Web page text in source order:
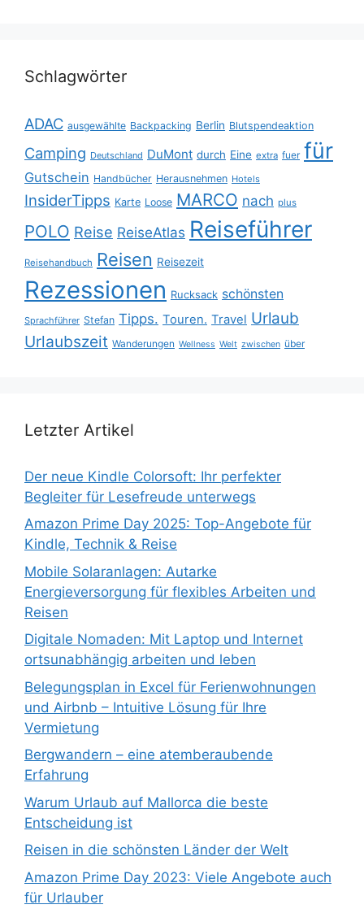
Schlagwörter
ADAC ausgewählte Backpacking Berlin Blutspendeaktion
Camping Deutschland DuMont durch Eine extra fuer für
Gutschein Handbücher Herausnehmen Hotels
InsiderTipps Karte Loose MARCO nach plus
POLO Reise ReiseAtlas Reiseführer
Reisehandbuch Reisen Reisezeit
Rezessionen Rucksack schönsten
Sprachführer Stefan Tipps. Touren. Travel Urlaub
Urlaubszeit Wanderungen Wellness Welt zwischen über
Letzter Artikel
Der neue Kindle Colorsoft: Ihr perfekter
Begleiter für Lesefreude unterwegs
Amazon Prime Day 2025: Top-Angebote für
Kindle, Technik & Reise
Mobile Solaranlagen: Autarke
Energieversorgung für flexibles Arbeiten und
Reisen
Digitale Nomaden: Mit Laptop und Internet
ortsunabhängig arbeiten und leben
Belegungsplan in Excel für Ferienwohnungen
und Airbnb – Intuitive Lösung für Ihre
Vermietung
Bergwandern – eine atemberaubende
Erfahrung
Warum Urlaub auf Mallorca die beste
Entscheidung ist
Reisen in die schönsten Länder der Welt
Amazon Prime Day 2023: Viele Angebote auch
für Urlauber